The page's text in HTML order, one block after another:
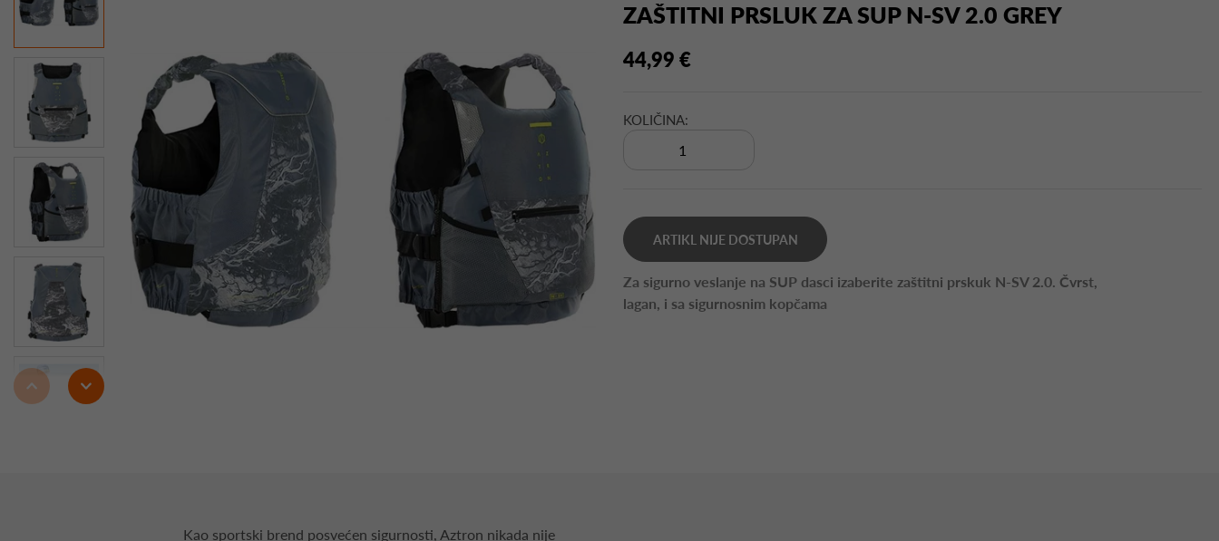
ZAŠTITNI PRSLUK ZA SUP N-SV 2.0 GREY
44,99 €
KOLIČINA:
ARTIKL NIJE DOSTUPAN
Za sigurno veslanje na SUP dasci izaberite zaštitni prskuk N-SV 2.0. Čvrst,
lagan, i sa sigurnosnim kopčama
Kao sportski brend posvećen sigurnosti, Aztron nikada nije